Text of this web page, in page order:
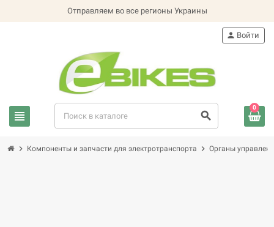
Отправляем во все регионы Украины
view_headline search
person Войти
0
chevron_right Компоненты и запчасти для электротранспорта chevron_right Органы